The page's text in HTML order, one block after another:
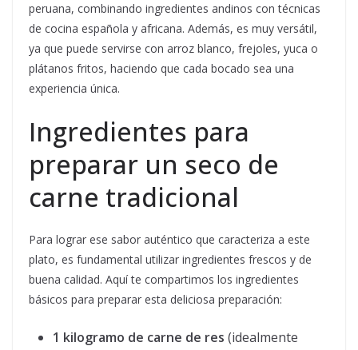
peruana, combinando ingredientes andinos con técnicas
de cocina española y africana. Además, es muy versátil,
ya que puede servirse con arroz blanco, frejoles, yuca o
plátanos fritos, haciendo que cada bocado sea una
experiencia única.
Ingredientes para
preparar un seco de
carne tradicional
Para lograr ese sabor auténtico que caracteriza a este
plato, es fundamental utilizar ingredientes frescos y de
buena calidad. Aquí te compartimos los ingredientes
básicos para preparar esta deliciosa preparación:
1 kilogramo de carne de res (idealmente